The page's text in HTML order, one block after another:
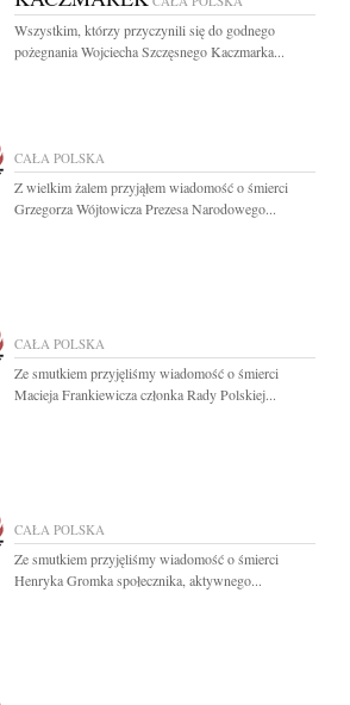
Wszystkim, którzy przyczynili się do godnego
pożegnania Wojciecha Szczęsnego Kaczmarka...
CAŁA POLSKA
Z wielkim żalem przyjąłem wiadomość o śmierci
Grzegorza Wójtowicza Prezesa Narodowego...
CAŁA POLSKA
Ze smutkiem przyjęliśmy wiadomość o śmierci
Macieja Frankiewicza członka Rady Polskiej...
CAŁA POLSKA
Ze smutkiem przyjęliśmy wiadomość o śmierci
Henryka Gromka społecznika, aktywnego...